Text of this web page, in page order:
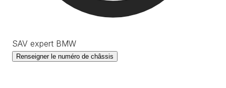
SAV expert BMW
Renseigner le numéro de châssis